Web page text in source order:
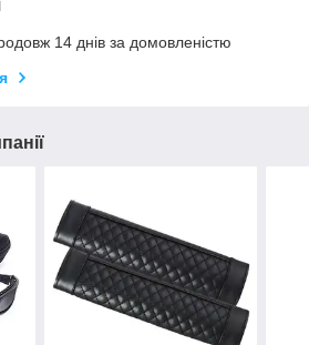
14 днів за домовленістю